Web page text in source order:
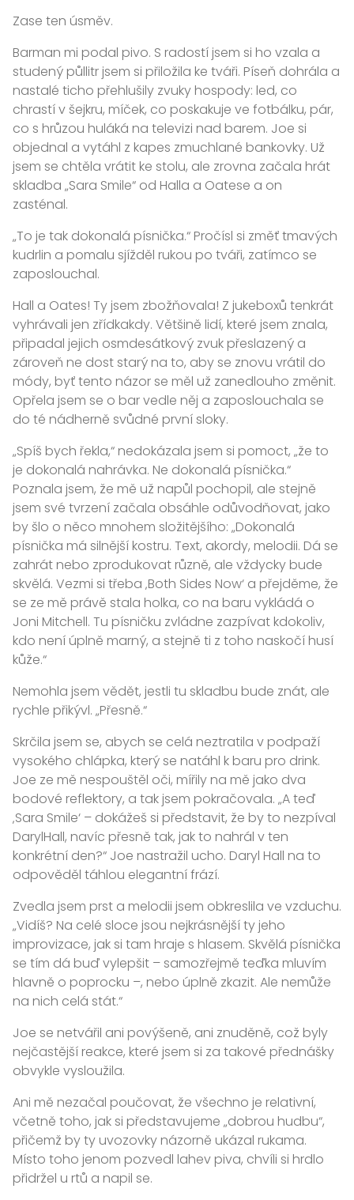
Zase ten úsměv.
Barman mi podal pivo. S radostí jsem si ho vzala a
studený půllitr jsem si přiložila ke tváři. Píseň dohrála a
nastalé ticho přehlušily zvuky hospody: led, co
chrastí v šejkru, míček, co poskakuje ve fotbálku, pár,
co s hrůzou huláká na televizi nad barem. Joe si
objednal a vytáhl z kapes zmuchlané bankovky. Už
jsem se chtěla vrátit ke stolu, ale zrovna začala hrát
skladba „Sara Smile“ od Halla a Oatese a on
zasténal.
„To je tak dokonalá písnička.“ Pročísl si změť tmavých
kudrlin a pomalu sjížděl rukou po tváři, zatímco se
zaposlouchal.
Hall a Oates! Ty jsem zbožňovala! Z jukeboxů tenkrát
vyhrávali jen zřídkakdy. Většině lidí, které jsem znala,
připadal jejich osmdesátkový zvuk přeslazený a
zároveň ne dost starý na to, aby se znovu vrátil do
módy, byť tento názor se měl už zanedlouho změnit.
Opřela jsem se o bar vedle něj a zaposlouchala se
do té nádherně svůdné první sloky.
„Spíš bych řekla,“ nedokázala jsem si pomoct, „že to
je dokonalá nahrávka. Ne dokonalá písnička.“
Poznala jsem, že mě už napůl pochopil, ale stejně
jsem své tvrzení začala obsáhle odůvodňovat, jako
by šlo o něco mnohem složitějšího: „Dokonalá
písnička má silnější kostru. Text, akordy, melodii. Dá se
zahrát nebo zprodukovat různě, ale vždycky bude
skvělá. Vezmi si třeba ‚Both Sides Now‘ a přejděme, že
se ze mě právě stala holka, co na baru vykládá o
Joni Mitchell. Tu písničku zvládne zazpívat kdokoliv,
kdo není úplně marný, a stejně ti z toho naskočí husí
kůže.“
Nemohla jsem vědět, jestli tu skladbu bude znát, ale
rychle přikývl. „Přesně.“
Skrčila jsem se, abych se celá neztratila v podpaží
vysokého chlápka, který se natáhl k baru pro drink.
Joe ze mě nespouštěl oči, mířily na mě jako dva
bodové reflektory, a tak jsem pokračovala. „A teď
‚Sara Smile‘ – dokážeš si představit, že by to nezpíval
DarylHall, navíc přesně tak, jak to nahrál v ten
konkrétní den?“ Joe nastražil ucho. Daryl Hall na to
odpověděl táhlou elegantní frází.
Zvedla jsem prst a melodii jsem obkreslila ve vzduchu.
„Vidíš? Na celé sloce jsou nejkrásnější ty jeho
improvizace, jak si tam hraje s hlasem. Skvělá písnička
se tím dá buď vylepšit – samozřejmě teďka mluvím
hlavně o poprocku –, nebo úplně zkazit. Ale nemůže
na nich celá stát.“
Joe se netvářil ani povýšeně, ani znuděně, což byly
nejčastější reakce, které jsem si za takové přednášky
obvykle vysloužila.
Ani mě nezačal poučovat, že všechno je relativní,
včetně toho, jak si představujeme „dobrou hudbu“,
přičemž by ty uvozovky názorně ukázal rukama.
Místo toho jenom pozvedl lahev piva, chvíli si hrdlo
přidržel u rtů a napil se.